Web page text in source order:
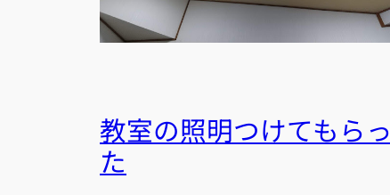
教室の照明つけてもらっ
た